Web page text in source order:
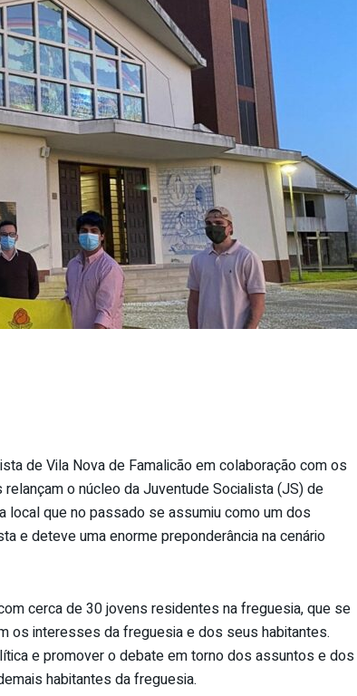
de Vila Nova de Famalicão em colaboração com os
o núcleo da Juventude Socialista (JS) de
local que no passado se assumiu como um dos
e deteve uma enorme preponderância na cenário
cerca de 30 jovens residentes na freguesia, que se
os interesses da freguesia e dos seus habitantes.
e promover o debate em torno dos assuntos e dos
habitantes da freguesia.